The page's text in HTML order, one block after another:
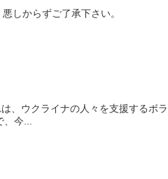
しからずご了承下さい。
、ウクライナの人々を支援するボ
今...